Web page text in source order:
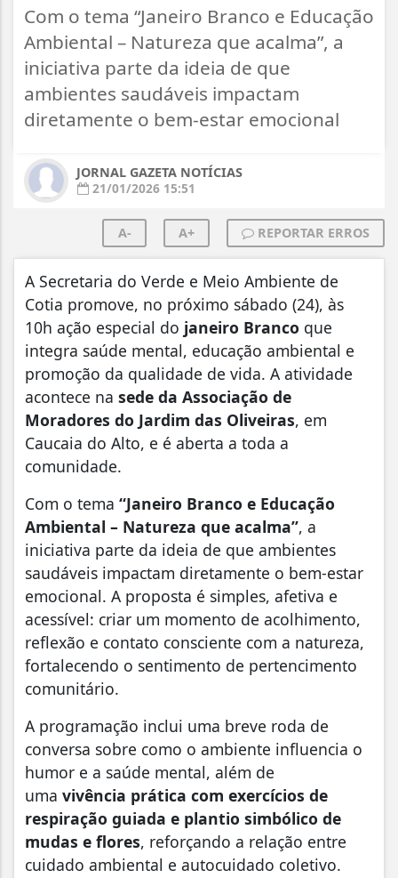
Com o tema “Janeiro Branco e Educação
Ambiental – Natureza que acalma”, a
iniciativa parte da ideia de que
ambientes saudáveis impactam
diretamente o bem-estar emocional
JORNAL GAZETA NOTÍCIAS
21/01/2026 15:51
A- A+ REPORTAR ERROS
A Secretaria do Verde e Meio Ambiente de
Cotia promove, no próximo sábado (24), às
10h ação especial do janeiro Branco que
integra saúde mental, educação ambiental e
promoção da qualidade de vida. A atividade
acontece na sede da Associação de
Moradores do Jardim das Oliveiras, em
Caucaia do Alto, e é aberta a toda a
comunidade.
Com o tema “Janeiro Branco e Educação
Ambiental – Natureza que acalma”, a
iniciativa parte da ideia de que ambientes
saudáveis impactam diretamente o bem-estar
emocional. A proposta é simples, afetiva e
acessível: criar um momento de acolhimento,
reflexão e contato consciente com a natureza,
fortalecendo o sentimento de pertencimento
comunitário.
A programação inclui uma breve roda de
conversa sobre como o ambiente influencia o
humor e a saúde mental, além de
uma vivência prática com exercícios de
respiração guiada e plantio simbólico de
mudas e flores, reforçando a relação entre
cuidado ambiental e autocuidado coletivo.